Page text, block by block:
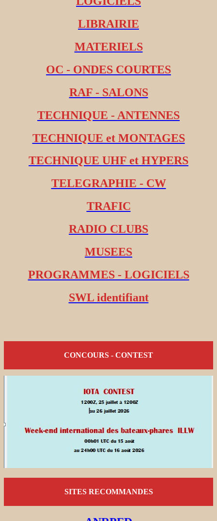
LIBRAIRIE
MATERIELS
OC - ONDES COURTES
RAF - SALONS
TECHNIQUE - ANTENNES
TECHNIQUE et MONTAGES
TECHNIQUE UHF et HYPERS
TELEGRAPHIE - CW
TRAFIC
RADIO CLUBS
MUSEES
PROGRAMMES - LOGICIELS
SWL identifiant
CONCOURS - CONTEST
SITES RECOMMANDES